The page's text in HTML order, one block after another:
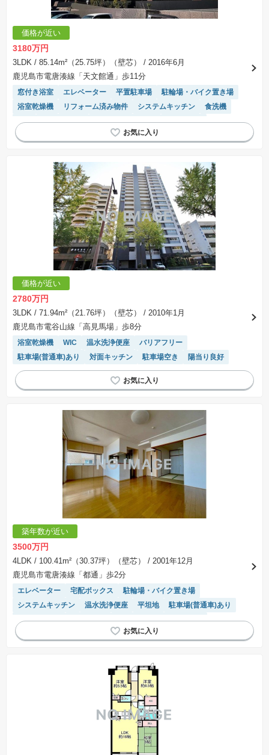
価格が近い
3180万円
3LDK / 85.14m²（25.75坪）（壁芯）
/ 2016年6月
鹿児島市電唐湊線「天文館通」歩11分
窓付き浴室 エレベーター 平置駐車場
駐輪場・バイク置き場
浴室乾燥機
リフォーム済み物件 システムキッチン
食洗機
WIC
温水洗浄便座 駐車場(普通車)あり
ペット相談
モニター付きインターホン
駐車場空き
価格が近い
2780万円
3LDK / 71.94m²（21.76坪）（壁芯）
/ 2010年1月
鹿児島市電谷山線「高見馬場」歩8分
浴室乾燥機 WIC 温水洗浄便座
バリアフリー
駐車場(普通車)あり
対面キッチン 駐車場空き 陽当り良好
築年数が近い
3500万円
4LDK / 100.41m²（30.37坪）（壁芯）
/ 2001年12月
鹿児島市電唐湊線「都通」歩2分
エレベーター 宅配ボックス
駐輪場・バイク置き場
システムキッチン
温水洗浄便座 平坦地
駐車場(普通車)あり
対面キッチン
ペット相談
モニター付きインターホン
駐車場空き